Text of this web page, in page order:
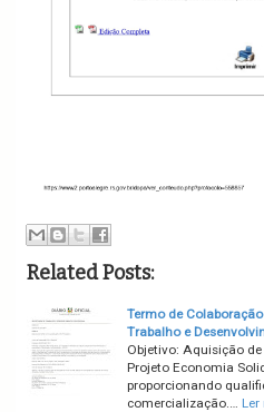
Related Posts:
Termo de
Trabalho e
Objetivo: Aquisição
Projeto Economia
proporcionando
comercialização.…
Ler